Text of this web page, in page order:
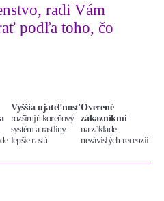
,radi Vám
podľa toho, čo
Vyššia ujateľnosť
rozširujú koreňový
systém a rastliny
lepšie rastú
Overené
zákazníkmi
na základe
nezávislých recenzií